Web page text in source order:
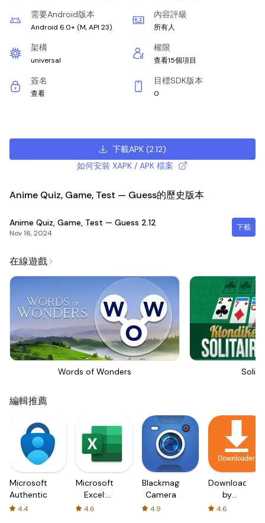
需要Android版本
Android 6.0+ (M, API 23)
內容評級
所有人
架構
universal
權限
查看15個項目
簽名
查看
目標SDK版本
0
下載APK (2.12)
如何安裝 XAPK / APK 檔案
Anime Quiz, Game, Test — Guess的歷史版本
Anime Quiz, Game, Test — Guess 2.12
Nov 16, 2024
下載
在線遊戲
Words of Wonders
編輯推薦
Microsoft
Authenticator
4.4
Microsoft
Excel:
Spreadsheets
4.6
Blackmagic
Camera
4.9
Downloader
by
AFTVnews
4.6